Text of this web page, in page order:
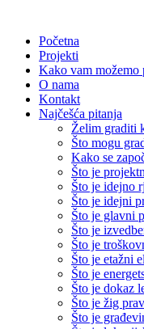
Početna
Projekti
Kako vam možemo
O nama
Kontakt
Najčešća pitanja
Želim graditi
Što mogu
Kako se
Što je
Što je idejno
Što je idejni
Što je glavni
Što je
Što je
Što je etažni
Što je
Što je dokaz
Što je žig
Što je